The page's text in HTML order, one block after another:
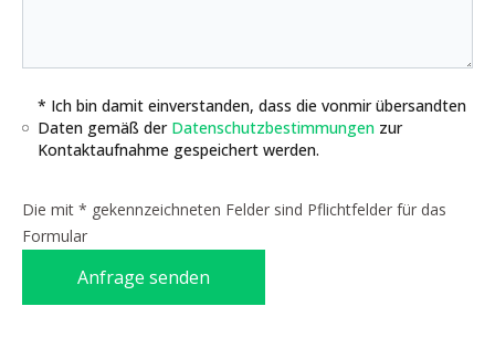
* Ich bin damit einverstanden, dass die vonmir übersandten
Daten gemäß der Datenschutzbestimmungen zur
Kontaktaufnahme gespeichert werden.
Die mit * gekennzeichneten Felder sind Pflichtfelder für das
Formular
Anfrage senden